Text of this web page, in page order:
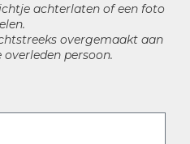
achterlaten of een foto
overgemaakt aan
persoon.